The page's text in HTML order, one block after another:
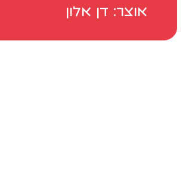
אוצר: דן אלון